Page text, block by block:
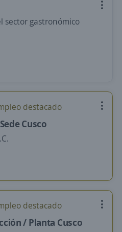
sector gastronómico
destacado
Cusco
destacado
/ Planta Cusco